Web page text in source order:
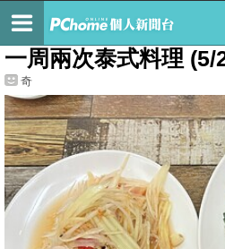
最新文章
一周兩次泰式料理 (5/
奇